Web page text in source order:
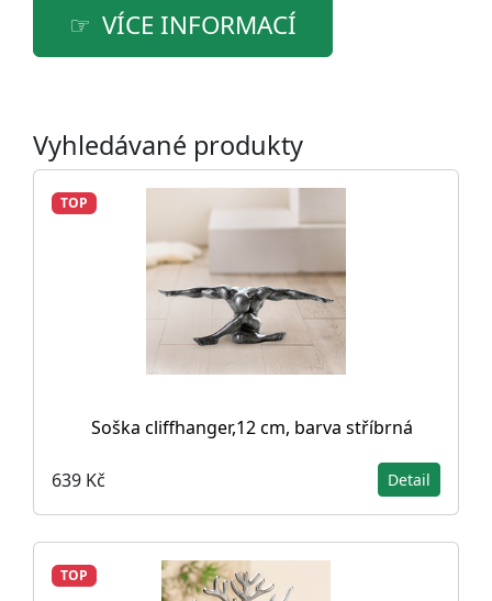
VÍCE INFORMACÍ
Vyhledávané produkty
TOP
Soška cliffhanger,12 cm, barva stříbrná
639 Kč Detail
TOP